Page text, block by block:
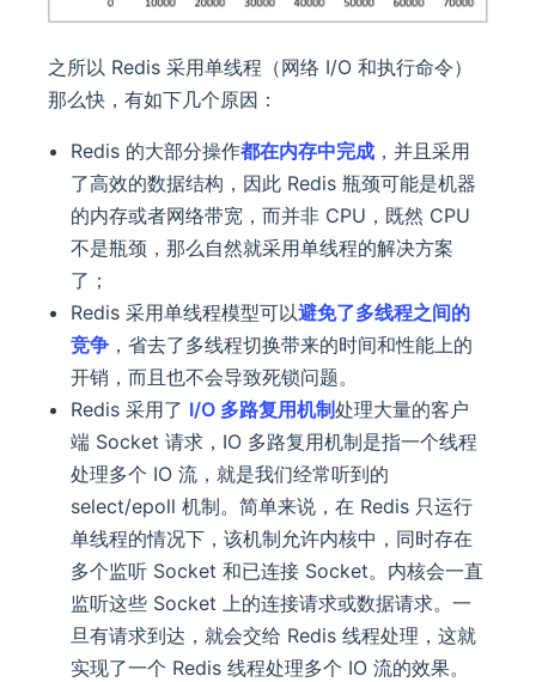
之所以 Redis 采用单线程（网络 I/O 和执行命令）
那么快，有如下几个原因：
Redis 的大部分操作都在内存中完成 ，并且采用
了高效的数据结构，因此 Redis 瓶颈可能是机器
的内存或者网络带宽，而并非 CPU，既然 CPU
不是瓶颈，那么自然就采用单线程的解决方案
了；
Redis 采用单线程模型可以避免了多线程之间的
竞争 ，省去了多线程切换带来的时间和性能上的
开销，而且也不会导致死锁问题。
Redis 采用了 I/O 多路复用机制处理大量的客户
端 Socket 请求，IO 多路复用机制是指一个线程
处理多个 IO 流，就是我们经常听到的
select/epoll 机制。简单来说，在 Redis 只运行
单线程的情况下，该机制允许内核中，同时存在
多个监听 Socket 和已连接 Socket。内核会一直
监听这些 Socket 上的连接请求或数据请求。一
旦有请求到达，就会交给 Redis 线程处理，这就
实现了一个 Redis 线程处理多个 IO 流的效果。